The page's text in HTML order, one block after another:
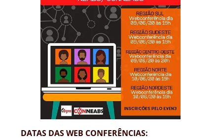
DATAS DAS WEB CONFERÊNCIAS: